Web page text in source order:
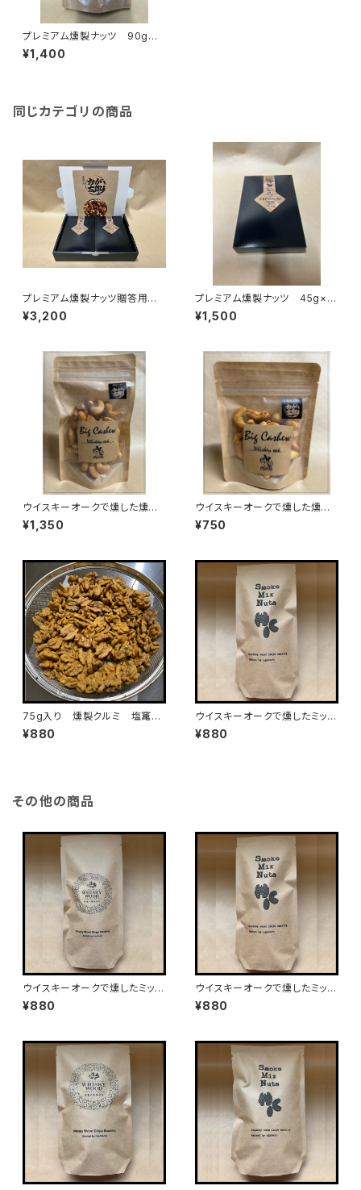
プレミアム燻製ナッツ 90g入
り（袋）
¥1,400
同じカテゴリの商品
プレミアム燻製ナッツ贈答用 4
5g×2袋×2箱（化粧箱入り）
¥3,200
プレミアム燻製ナッツ 45g×2
袋（箱入り）
¥1,500
ウイスキーオークで燻した燻製
ビックカシューナッツ100g入り
¥1,350
ウイスキーオークで燻した燻製
ビックカシューナッツ50g入り
¥750
75g入り 燻製クルミ 塩竃の
藻塩仕立て
¥880
ウイスキーオークで燻したミック
スナッツ（75g入り）
¥880
その他の商品
ウイスキーオークで燻したミック
スナッツ塩竃の藻塩仕立て（75
g入り）
¥880
ウイスキーオークで燻したミック
スナッツ（75g入り）
¥880